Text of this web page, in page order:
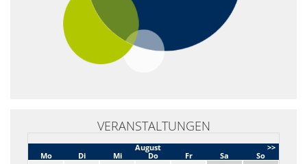
VERANSTALTUNGEN
>>
August
Mo
Di Mi Do Fr Sa
So